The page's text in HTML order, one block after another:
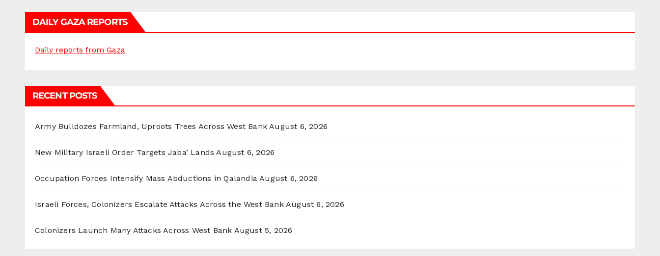
DAILY GAZA REPORTS
Daily reports from Gaza
RECENT POSTS
Army Bulldozes Farmland, Uproots Trees Across West Bank August 6, 2026
New Military Israeli Order Targets Jaba’ Lands August 6, 2026
Occupation Forces Intensify Mass Abductions in Qalandia August 6, 2026
Israeli Forces, Colonizers Escalate Attacks Across the West Bank August 6, 2026
Colonizers Launch Many Attacks Across West Bank August 5, 2026